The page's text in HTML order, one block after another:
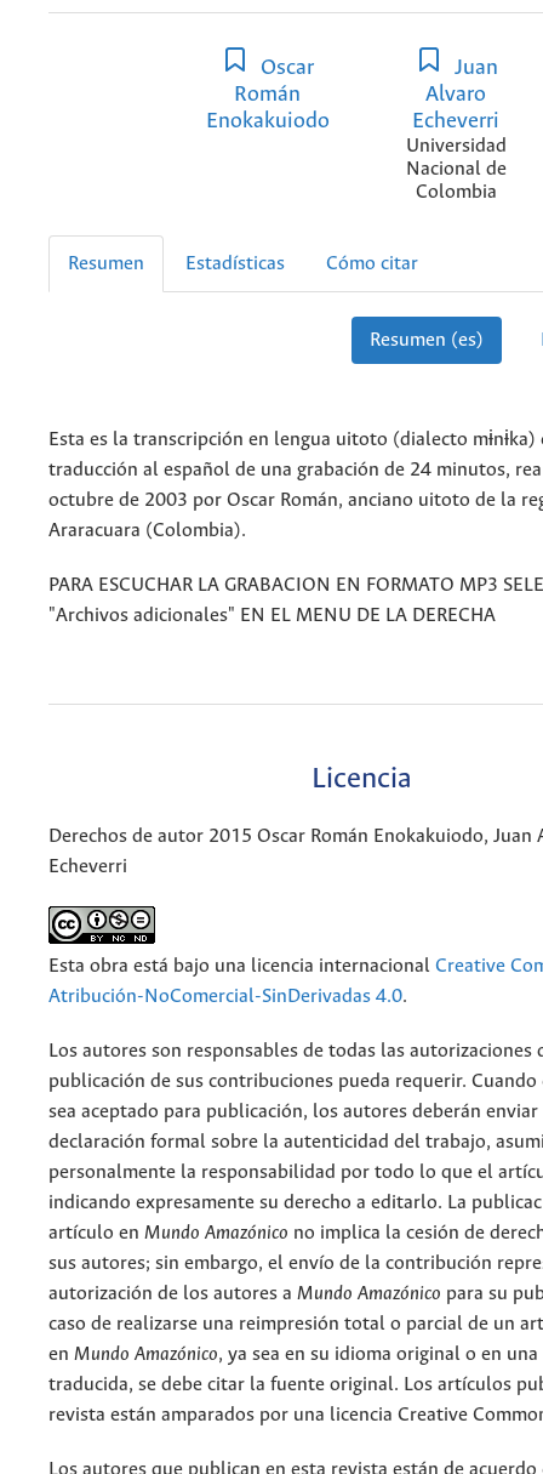
Oscar
Román
Enokakuiodo
Juan
Alvaro
Echeverri
Universidad
Nacional de
Colombia
Resumen Estadísticas Cómo citar
Resumen (es)
Esta es la transcripción en lengua uitoto (dialecto mɨnɨka)
traducción al español de una grabación de 24 minutos,
octubre de 2003 por Oscar Román, anciano uitoto de la
Araracuara (Colombia).
PARA ESCUCHAR LA GRABACION EN FORMATO MP3
"Archivos adicionales" EN EL MENU DE LA DERECHA
Licencia
Derechos de autor 2015 Oscar Román Enokakuiodo, Juan
Echeverri
Esta obra está bajo una licencia internacional Creative
Atribución-NoComercial-SinDerivadas 4.0.
Los autores son responsables de todas las autorizaciones
publicación de sus contribuciones pueda requerir.
sea aceptado para publicación, los autores deberán enviar
declaración formal sobre la autenticidad del trabajo,
personalmente la responsabilidad por todo lo que el
indicando expresamente su derecho a editarlo. La
artículo en Mundo Amazónico no implica la cesión de
sus autores; sin embargo, el envío de la contribución
autorización de los autores a Mundo Amazónico para su
caso de realizarse una reimpresión total o parcial de un
en Mundo Amazónico, ya sea en su idioma original o en
traducida, se debe citar la fuente original. Los artículos
revista están amparados por una licencia Creative
Los autores que publican en esta revista están de acuerdo